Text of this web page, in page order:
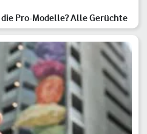
Pro-Modelle? Alle Gerüchte